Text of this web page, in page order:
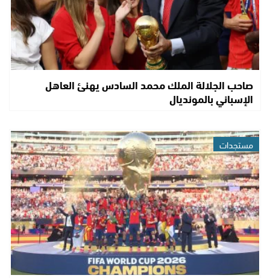
صاحب الجلالة الملك محمد السادس يهنئ العاهل
الإسباني بالمونديال
مستجدات